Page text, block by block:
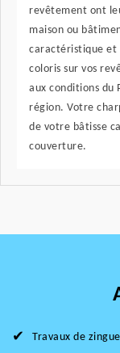
revêtement ont
maison ou
caractéristique et
coloris sur vos
aux conditions du
région. Votre
de votre bâtisse
couverture.
Travaux de